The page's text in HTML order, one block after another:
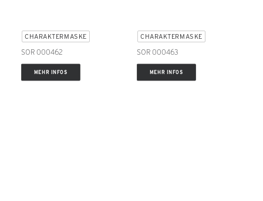
CHARAKTERMASKE
SOR 000462
MEHR INFOS
CHARAKTERMASKE
SOR 000463
MEHR INFOS